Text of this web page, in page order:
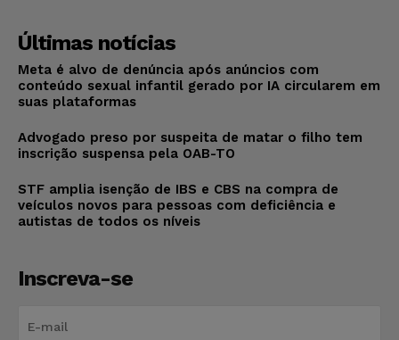
Últimas notícias
Meta é alvo de denúncia após anúncios com
conteúdo sexual infantil gerado por IA circularem em
suas plataformas
Advogado preso por suspeita de matar o filho tem
inscrição suspensa pela OAB-TO
STF amplia isenção de IBS e CBS na compra de
veículos novos para pessoas com deficiência e
autistas de todos os níveis
Inscreva-se